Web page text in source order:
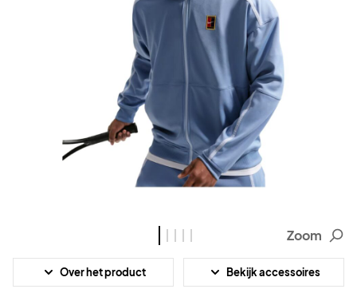
Zoom
Over het product Bekijk accessoires